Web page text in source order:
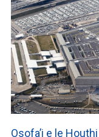
Osofa’i e le